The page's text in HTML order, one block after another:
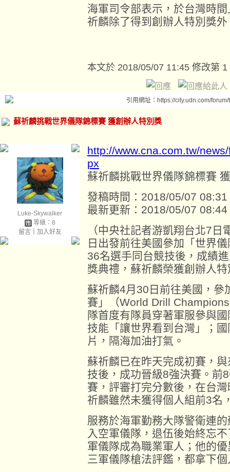
海軍司令部表示，於台灣時
祈麟除了得到創辦人特別獎
本文於 2018/05/07 11:45 修改第 1
引用網址：https://city.udn.com/
蘇祈麟挑戰世界儀隊錦標賽 獲創辦人特別獎
Luke-Skywalker
等級：8
留言｜ 加入好友
http://www.cna.com.tw/
px
蘇祈麟挑戰世界儀隊錦標賽
發稿時間：2018/05/07 08:31
最新更新：2018/05/07 08:44
（中央社記者游凱翔台北7
日出發前往美國參加「世界
36名選手同台競技後，成績
獎典禮，蘇祈麟榮獲創辦人
蘇祈麟4月30日前往美國，參
賽」（World Drill
隊首度有隊員穿著軍服參與
技能「讓世界看到台灣」；
片，隔海加油打氣。
蘇祈麟已在昨天完成初賽，
技後，成功晉級8強決賽。前
賽，評審打完分數後，在台
祈麟雖然未獲得個人組前3名
服務於海軍勤務大隊警衛連
入空軍儀隊，退伍後始終忘
軍儀隊成為職業軍人；他的
三軍儀隊槍法評鑑，都拿下